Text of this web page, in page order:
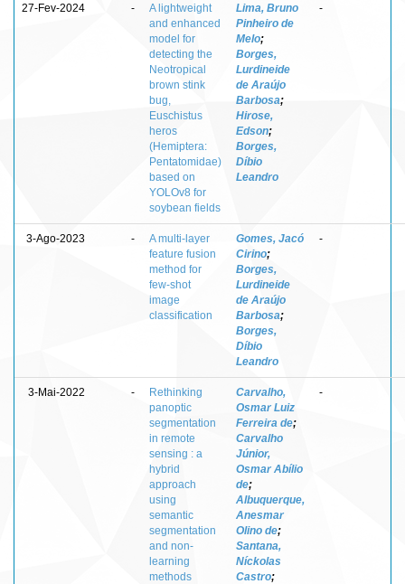
27-Fev-2024 -
A lightweight
and enhanced
model for
detecting the
Neotropical
brown stink
bug,
Euschistus
heros
(Hemiptera:
Pentatomidae)
based on
YOLOv8 for
soybean fields
Lima, Bruno
Pinheiro de
Melo;
Borges,
Lurdineide
de Araújo
Barbosa;
Hirose,
Edson;
Borges,
Díbio
Leandro
-
3-Ago-2023 -
A multi-layer
feature fusion
method for
few-shot
image
classification
Gomes, Jacó
Cirino;
Borges,
Lurdineide
de Araújo
Barbosa;
Borges,
Díbio
Leandro
-
3-Mai-2022 -
Rethinking
panoptic
segmentation
in remote
sensing : a
hybrid
approach
using
semantic
segmentation
and non-
learning
methods
Carvalho,
Osmar Luiz
Ferreira de;
Carvalho
Júnior,
Osmar Abílio
de;
Albuquerque,
Anesmar
Olino de;
Santana,
Níckolas
Castro;
-